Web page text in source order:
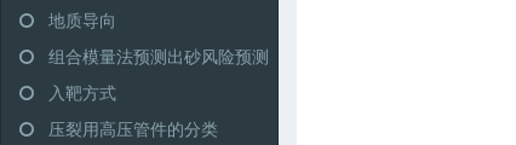
地质导向
组合模量法预测出砂风险预测
入靶方式
压裂用高压管件的分类